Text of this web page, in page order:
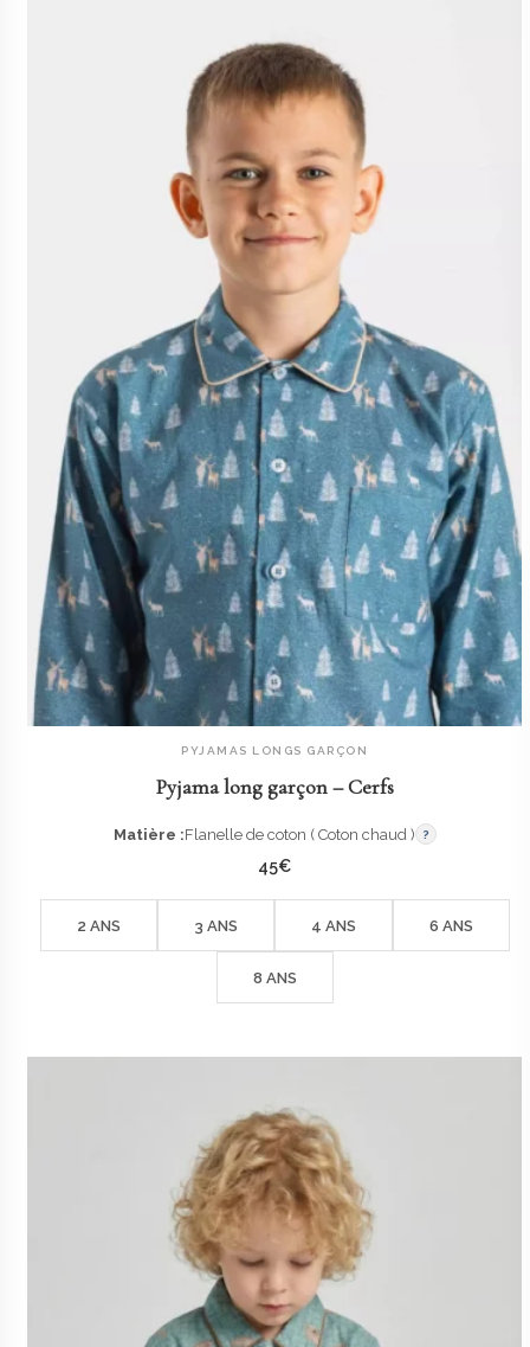
AJOUTER AU PANIER
PYJAMAS LONGS GARÇON
Pyjama long garçon – Cerfs
Matière :Flanelle de coton ( Coton chaud ) ?
45€
2 ANS 3 ANS 4 ANS 6 ANS
8 ANS